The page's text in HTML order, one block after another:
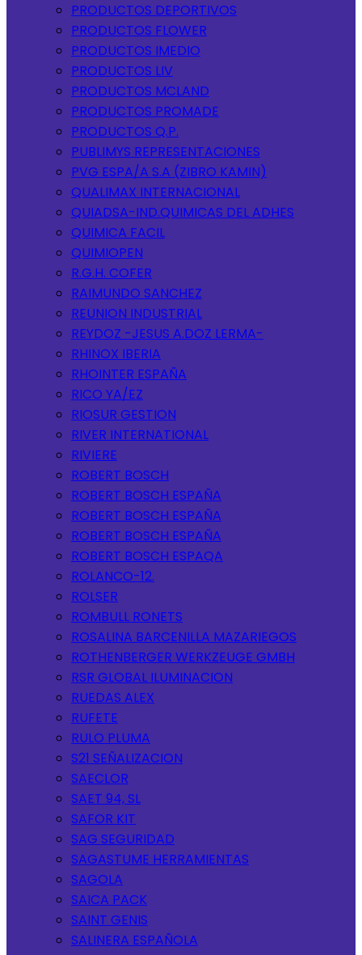
PRODUCTOS DEPORTIVOS
PRODUCTOS FLOWER
PRODUCTOS IMEDIO
PRODUCTOS LIV
PRODUCTOS MCLAND
PRODUCTOS PROMADE
PRODUCTOS Q.P.
PUBLIMYS REPRESENTACIONES
PVG ESPA/A S.A (ZIBRO KAMIN)
QUALIMAX INTERNACIONAL
QUIADSA-IND.QUIMICAS DEL ADHES
QUIMICA FACIL
QUIMIOPEN
R.G.H. COFER
RAIMUNDO SANCHEZ
REUNION INDUSTRIAL
REYDOZ -JESUS A.DOZ LERMA-
RHINOX IBERIA
RHOINTER ESPAÑA
RICO YA/EZ
RIOSUR GESTION
RIVER INTERNATIONAL
RIVIERE
ROBERT BOSCH
ROBERT BOSCH ESPAÑA
ROBERT BOSCH ESPAÑA
ROBERT BOSCH ESPAÑA
ROBERT BOSCH ESPAQA
ROLANCO-12.
ROLSER
ROMBULL RONETS
ROSALINA BARCENILLA MAZARIEGOS
ROTHENBERGER WERKZEUGE GMBH
RSR GLOBAL ILUMINACION
RUEDAS ALEX
RUFETE
RULO PLUMA
S21 SEÑALIZACION
SAECLOR
SAET 94, SL
SAFOR KIT
SAG SEGURIDAD
SAGASTUME HERRAMIENTAS
SAGOLA
SAICA PACK
SAINT GENIS
SALINERA ESPAÑOLA